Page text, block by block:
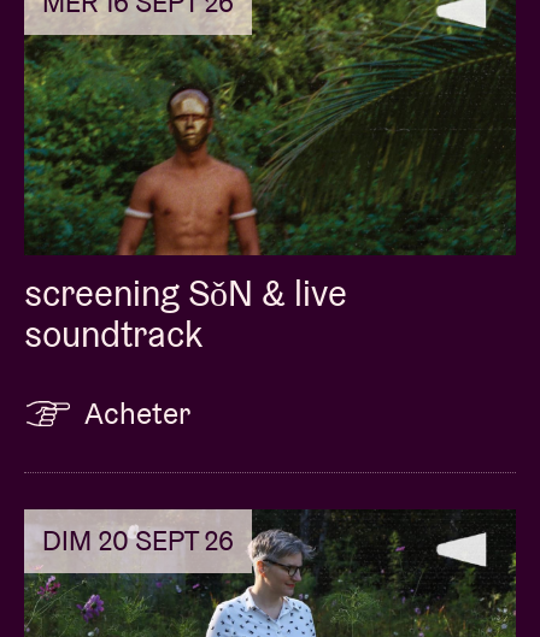
screening SǒN & live
soundtrack
Acheter
DIM 20 SEPT 26